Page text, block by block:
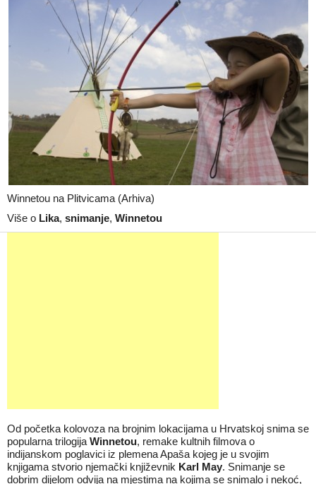
Winnetou na Plitvicama (Arhiva)
Više o Lika, snimanje, Winnetou
Od početka kolovoza na brojnim lokacijama u Hrvatskoj snima se
popularna trilogija Winnetou, remake kultnih filmova o
indijanskom poglavici iz plemena Apaša kojeg je u svojim
knjigama stvorio njemački književnik Karl May. Snimanje se
dobrim dijelom odvija na mjestima na kojima se snimalo i nekoć,